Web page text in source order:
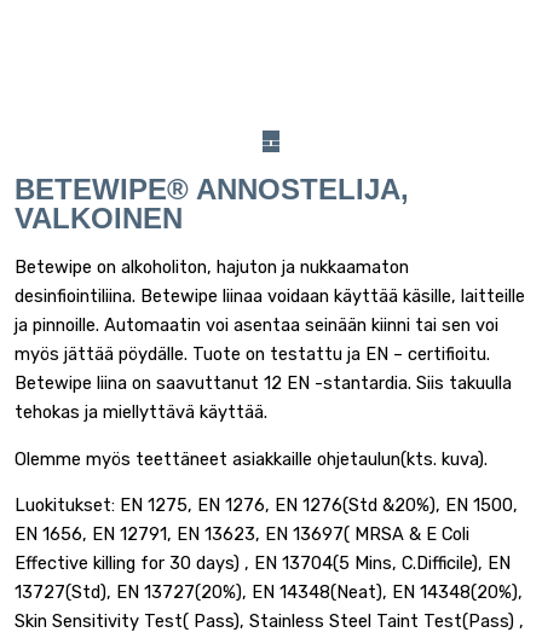
BETEWIPE® ANNOSTELIJA,
VALKOINEN
Betewipe on alkoholiton, hajuton ja nukkaamaton
desinfiointiliina. Betewipe liinaa voidaan käyttää käsille, laitteille
ja pinnoille. Automaatin voi asentaa seinään kiinni tai sen voi
myös jättää pöydälle. Tuote on testattu ja EN – certifioitu.
Betewipe liina on saavuttanut 12 EN -stantardia. Siis takuulla
tehokas ja miellyttävä käyttää.
Olemme myös teettäneet asiakkaille ohjetaulun(kts. kuva).
Luokitukset: EN 1275, EN 1276, EN 1276(Std &20%), EN 1500,
EN 1656, EN 12791, EN 13623, EN 13697( MRSA & E Coli
Effective killing for 30 days) , EN 13704(5 Mins, C.Difficile), EN
13727(Std), EN 13727(20%), EN 14348(Neat), EN 14348(20%),
Skin Sensitivity Test( Pass), Stainless Steel Taint Test(Pass) ,